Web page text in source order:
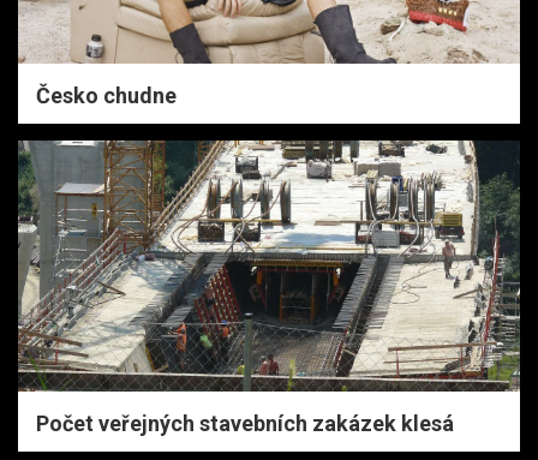
Česko chudne
Počet veřejných stavebních zakázek klesá